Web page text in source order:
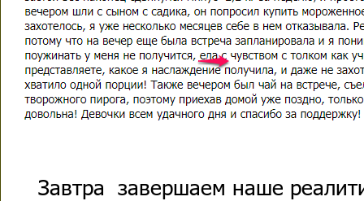
Завтра завершаем наше